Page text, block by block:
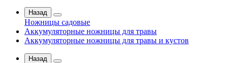
Назад
Ножницы садовые
Аккумуляторные ножницы для травы
Аккумуляторные ножницы для травы и кустов
Назад